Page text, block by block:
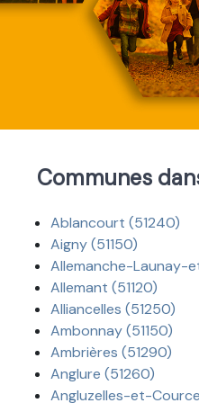
Communes
Ablancourt (51240)
Aigny (51150)
Allemanche-Launay-
Allemant (51120)
Alliancelles (51250)
Ambonnay (51150)
Ambrières (51290)
Anglure (51260)
Angluzelles-et-